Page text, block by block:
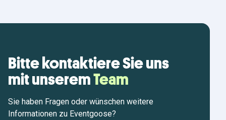
Bitte kontaktiere Sie uns
mit unseremTeam
Sie haben Fragen oder wünschen weitere
Informationen zu Eventgoose?